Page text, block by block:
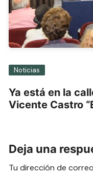
Noticias
Ya está en la
Vicente Castro
Deja una
Tu dirección de